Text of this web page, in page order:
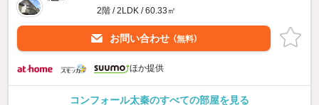
2階 / 2LDK / 60.33㎡
お問い合わせ （無料）
ほか提供
コンフォール太秦のすべての部屋を見る